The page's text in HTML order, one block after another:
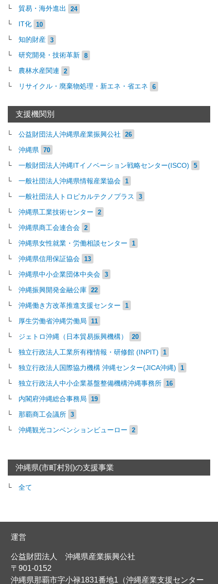
貿易・海外進出 24
IT化 10
知的財産 3
研究開発・技術革新 8
農林水産関連 2
リサイクル・廃棄物処理・新エネ・省エネ 6
支援機関別
公益財団法人沖縄県産業振興公社 26
沖縄県 70
一般財団法人沖縄ITイノベーション戦略センター(ISCO) 5
一般社団法人沖縄県情報産業協会 1
一般社団法人トロピカルテクノプラス 3
沖縄県工業技術センター 2
沖縄県商工会連合会 2
沖縄県女性就業・労働相談センター 1
沖縄県信用保証協会 13
沖縄県中小企業団体中央会 3
沖縄振興開発金融公庫 22
沖縄働き方改革推進支援センター 1
厚生労働省沖縄労働局 11
ジェトロ沖縄（日本貿易振興機構） 20
独立行政法人工業所有権情報・研修館 (INPIT) 1
独立行政法人国際協力機構 沖縄センター(JICA沖縄) 1
独立行政法人中小企業基盤整備機構沖縄事務所 16
内閣府沖縄総合事務局 19
那覇商工会議所 3
沖縄観光コンベンションビューロー 2
沖縄県(市町村別)の支援事業
全て
運営
公益財団法人 沖縄県産業振興公社
〒901-0152
沖縄県那覇市字小禄1831番地1（沖縄産業支援センター